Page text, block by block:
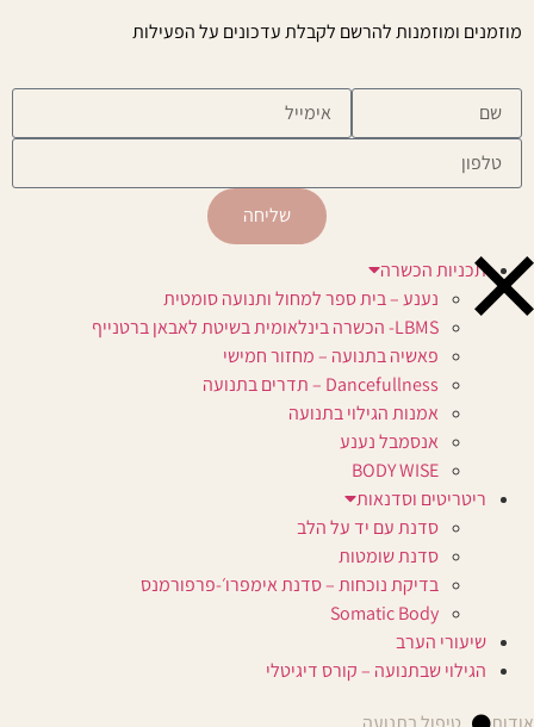
מוזמנים ומוזמנות להרשם לקבלת עדכונים על הפעילות
שליחה
תכניות הכשרה
נענע – בית ספר למחול ותנועה סומטית
LBMS- הכשרה בינלאומית בשיטת לאבאן ברטנייף
פאשיה בתנועה – מחזור חמישי
Dancefullness – תדרים בתנועה
אמנות הגילוי בתנועה
אנסמבל נענע
BODY WISE
ריטריטים וסדנאות
סדנת עם יד על הלב
סדנת שומטות
בדיקת נוכחות – סדנת אימפרו׳-פרפורמנס
Somatic Body
שיעורי הערב
הגילוי שבתנועה – קורס דיגיטלי